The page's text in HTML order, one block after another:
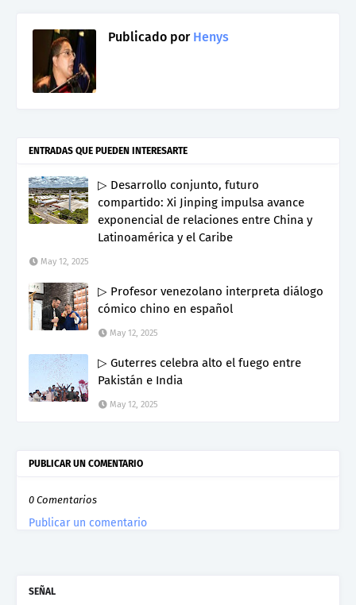
Publicado porHenys
ENTRADAS QUE PUEDEN INTERESARTE
▷ Desarrollo conjunto, futuro
compartido: Xi Jinping impulsa avance
exponencial de relaciones entre China y
Latinoamérica y el Caribe
May 12, 2025
▷ Profesor venezolano interpreta diálogo
cómico chino en español
May 12, 2025
▷ Guterres celebra alto el fuego entre
Pakistán e India
May 12, 2025
PUBLICAR UN COMENTARIO
0 Comentarios
Publicar un comentario
SEÑAL